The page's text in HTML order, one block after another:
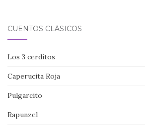
CUENTOS CLÁSICOS
Los 3 cerditos
Caperucita Roja
Pulgarcito
Rapunzel